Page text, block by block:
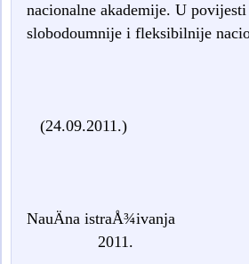
nacionalne akademije. U
slobodoumnije i fleksibilnije
(24.09.2011.)
2011.